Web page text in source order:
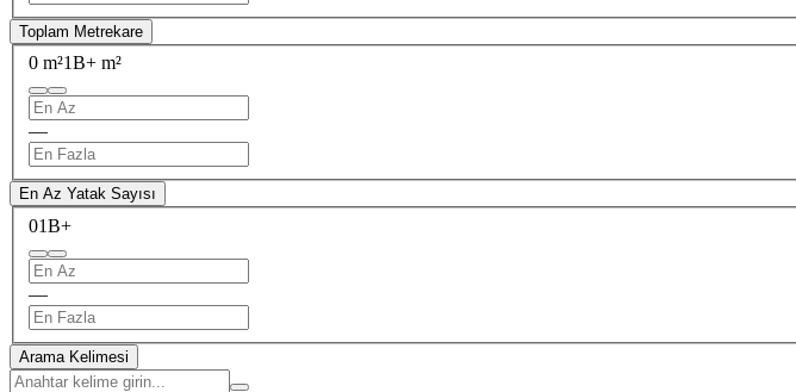
Toplam Metrekare
0 m²1B+ m²
—
En Az Yatak Sayısı
01B+
—
Arama Kelimesi